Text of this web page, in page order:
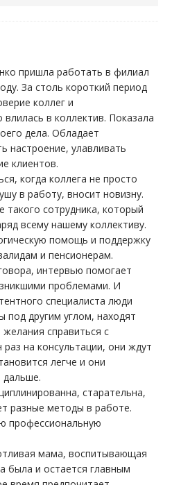
пришла работать в филиал
За столь короткий период
коллег и
в коллектив. Показала
дела. Обладает
настроение, улавливать
клиентов.
когда коллега не просто
в работу, вносит новизну.
сотрудника, который
всему нашему коллективу.
помощь и поддержку
и пенсионерам.
интервью помогает
проблемами. И
специалиста люди
под другим углом, находят
справиться с
на консультации, они ждут
легче и они
дальше.
старательна,
разные методы в работе.
профессиональную
мама, воспитывающая
была и остается главным